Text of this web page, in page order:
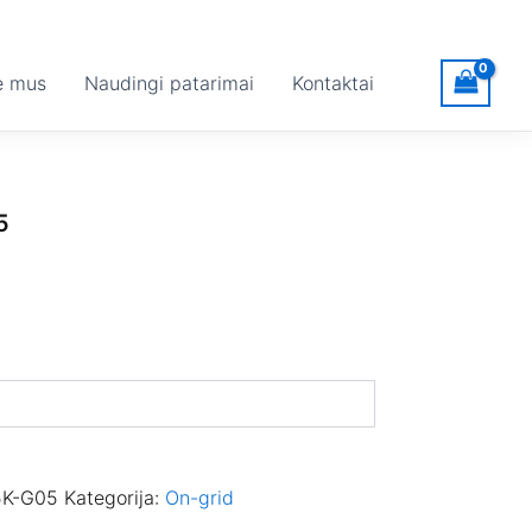
mus Naudingi patarimai Kontaktai
G05 Kategorija: On-grid